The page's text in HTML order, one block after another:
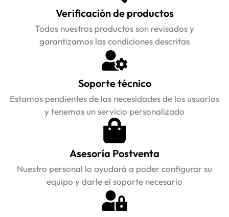
Verificación de productos
Todos nuestros productos son revisados y
garantizamos las condiciones descritas
Soporte técnico
Estamos pendientes de las necesidades de los usuarios
y tenemos un servicio personalizado
Asesoría Postventa
Nuestro personal lo ayudará a poder configurar su
equípo y darle el soporte necesario